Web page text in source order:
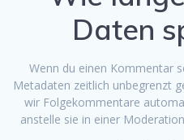
Daten
Wenn du einen Kommentar
Metadaten zeitlich unbegrenzt
wir Folgekommentare
anstelle sie in einer